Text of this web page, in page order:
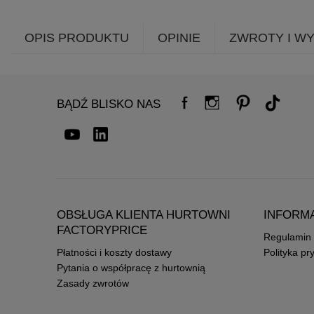
OPIS PRODUKTU OPINIE ZWROTY I
BĄDŹ BLISKO NAS
OBSŁUGA KLIENTA HURTOWNI
FACTORYPRICE
Płatności i koszty dostawy
Pytania o współpracę z hurtownią
Zasady zwrotów
Regulamin
Polityka